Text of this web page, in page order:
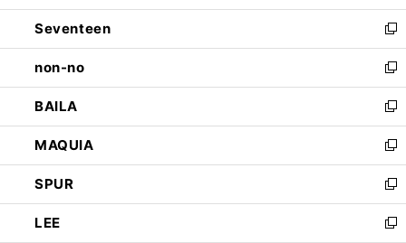
開
く
ウ
で
開
く
ン
ド
ウ
で
開
く
Seventeen
新
し
い
ウ
ィ
ン
ド
ウ
で
開
く
non-no
新
し
い
ウ
ィ
ン
ド
ウ
で
BAILA
新
し
い
ウ
ィ
ン
ド
MAQUIA
新
し
い
ウ
ィ
SPUR
新
し
い
LEE
新